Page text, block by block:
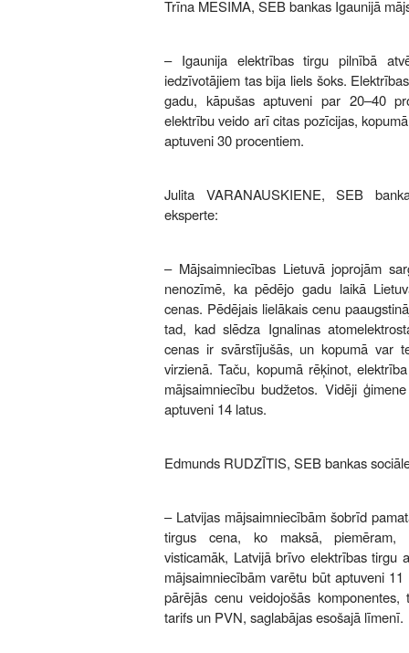
Trīna MESIMA, SEB bankas Igaunijā
– Igaunija elektrības tirgu pilnībā
iedzīvotājiem tas bija liels šoks.
gadu, kāpušas aptuveni par 20–40
elektrību veido arī citas pozīcijas,
aptuveni 30 procentiem.
Julita VARANAUSKIENE, SEB
eksperte:
– Mājsaimniecības Lietuvā joprojām
nenozīmē, ka pēdējo gadu laikā
cenas. Pēdējais lielākais cenu
tad, kad slēdza Ignalinas
cenas ir svārstījušās, un kopumā var
virzienā. Taču, kopumā rēķinot,
mājsaimniecību budžetos. Vidēji
aptuveni 14 latus.
Edmunds RUDZĪTIS, SEB bankas
– Latvijas mājsaimniecībām šobrīd
tirgus cena, ko maksā, piemēram,
visticamāk, Latvijā brīvo elektrības tirgu
mājsaimniecībām varētu būt aptuveni
pārējās cenu veidojošās
tarifs un PVN, saglabājas esošajā līmenī.